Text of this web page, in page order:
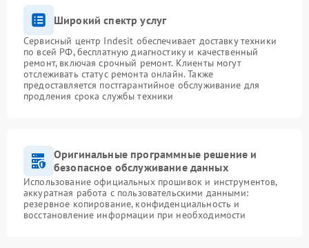
Широкий спектр услуг
Сервисный центр Indesit обеспечивает доставку техники
по всей РФ, бесплатную диагностику и качественный
ремонт, включая срочный ремонт. Клиенты могут
отслеживать статус ремонта онлайн. Также
предоставляется постгарантийное обслуживание для
продления срока службы техники
Оригинальные программные решение и
безопасное обслуживание данных
Использование официальных прошивок и инструментов,
аккуратная работа с пользовательскими данными:
резервное копирование, конфиденциальность и
восстановление информации при необходимости